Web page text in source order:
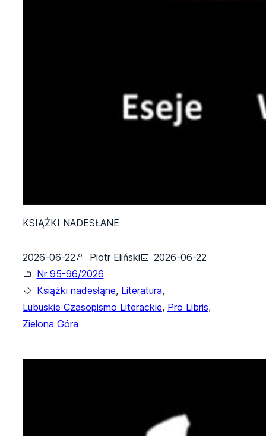
KSIĄŻKI NADESŁANE
2026-06-22 Piotr Eliński
2026-06-22
Nr 95-96/2026
Książki nadesłąne, Literatura,
Lubuskie Czasopismo Literackie, Pro Libris,
Zielona Góra